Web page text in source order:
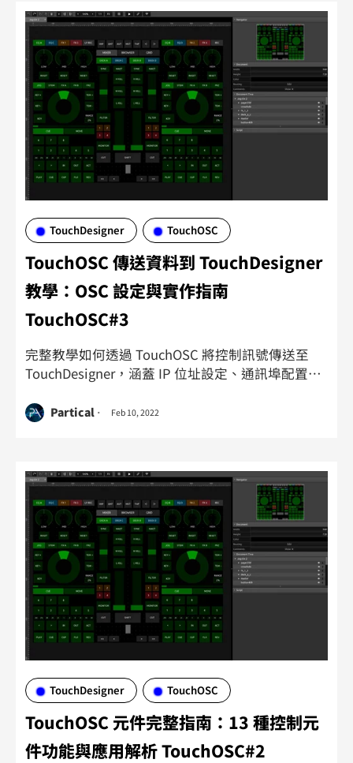
TouchDesigner TouchOSC
TouchOSC 傳送資料到 TouchDesigner
教學：OSC 設定與實作指南
TouchOSC#3
Partical Feb 10, 2022
完整教學如何透過 TouchOSC 將控制訊號傳送至
TouchDesigner，涵蓋 IP 位址設定、通訊埠配置與
之間的即時互動控制連線。
TouchDesigner TouchOSC
TouchOSC 元件完整指南：13 種控制元
件功能與應用解析 TouchOSC#2